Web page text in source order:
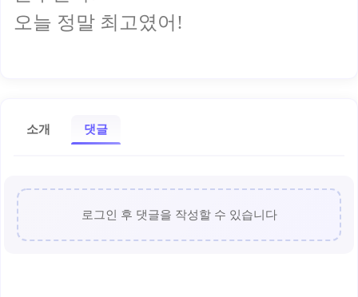
오늘 정말 최고였어!
소개 댓글
로그인 후 댓글을 작성할 수 있습니다